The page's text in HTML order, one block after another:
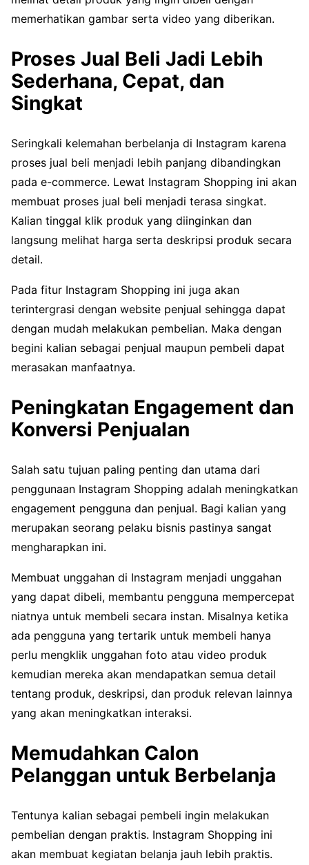
memerhatikan gambar serta video yang diberikan.
Proses Jual Beli Jadi Lebih
Sederhana, Cepat, dan
Singkat
Seringkali kelemahan berbelanja di Instagram karena
proses jual beli menjadi lebih panjang dibandingkan
pada e-commerce. Lewat Instagram Shopping ini akan
membuat proses jual beli menjadi terasa singkat.
Kalian tinggal klik produk yang diinginkan dan
langsung melihat harga serta deskripsi produk secara
detail.
Pada fitur Instagram Shopping ini juga akan
terintergrasi dengan website penjual sehingga dapat
dengan mudah melakukan pembelian. Maka dengan
begini kalian sebagai penjual maupun pembeli dapat
merasakan manfaatnya.
Peningkatan Engagement dan
Konversi Penjualan
Salah satu tujuan paling penting dan utama dari
penggunaan Instagram Shopping adalah meningkatkan
engagement pengguna dan penjual. Bagi kalian yang
merupakan seorang pelaku bisnis pastinya sangat
mengharapkan ini.
Membuat unggahan di Instagram menjadi unggahan
yang dapat dibeli, membantu pengguna mempercepat
niatnya untuk membeli secara instan. Misalnya ketika
ada pengguna yang tertarik untuk membeli hanya
perlu mengklik unggahan foto atau video produk
kemudian mereka akan mendapatkan semua detail
tentang produk, deskripsi, dan produk relevan lainnya
yang akan meningkatkan interaksi.
Memudahkan Calon
Pelanggan untuk Berbelanja
Tentunya kalian sebagai pembeli ingin melakukan
pembelian dengan praktis. Instagram Shopping ini
akan membuat kegiatan belanja jauh lebih praktis.